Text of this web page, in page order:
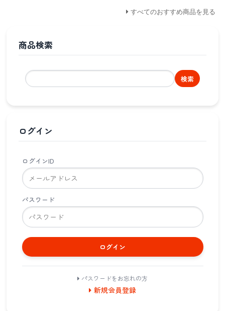
すべてのおすすめ商品を見る
商品検索
検索
ログイン
ログインID
パスワード
ログイン
パスワードをお忘れの方
新規会員登録